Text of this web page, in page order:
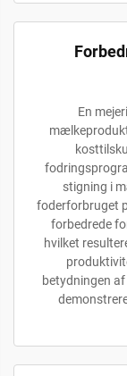
En
stigning i
foderforbruget
forbedrede
hvilket
betydningen